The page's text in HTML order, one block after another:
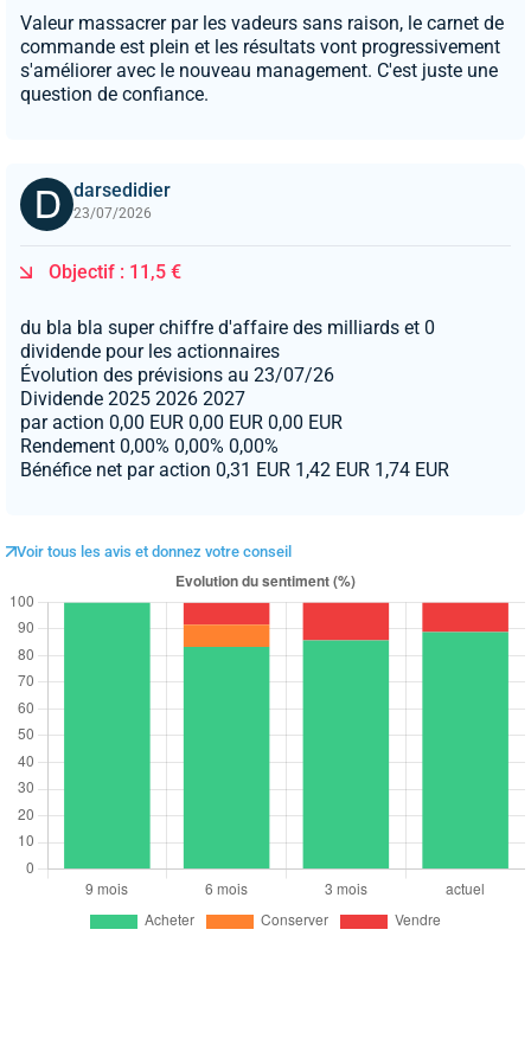
Valeur massacrer par les vadeurs sans raison, le carnet de
commande est plein et les résultats vont progressivement
s'améliorer avec le nouveau management. C'est juste une
question de confiance.
darsedidier
23/07/2026
Objectif : 11,5 €
du bla bla super chiffre d'affaire des milliards et 0
dividende pour les actionnaires
Évolution des prévisions au 23/07/26
Dividende 2025 2026 2027
par action 0,00 EUR 0,00 EUR 0,00 EUR
Rendement 0,00% 0,00% 0,00%
Bénéfice net par action 0,31 EUR 1,42 EUR 1,74 EUR
Voir tous les avis et donnez votre conseil